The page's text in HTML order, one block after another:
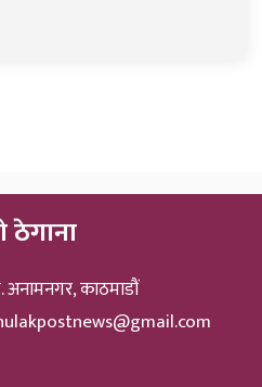
ठेगाना
अनामनगर, काठमाडौं